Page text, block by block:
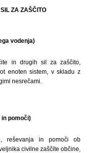
ZA ZAŠČITO
vodenja)
in drugih sil za zaščito,
enoten sistem, v skladu z
nesrečami.
pomoči)
reševanja in pomoči ob
civilne zaščite občine,